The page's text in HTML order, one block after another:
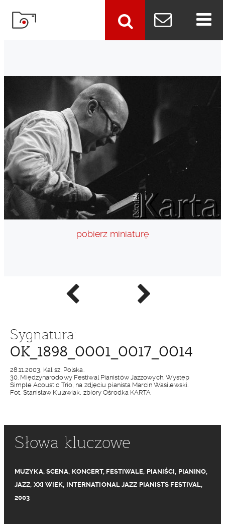
Poprzednie
zdjęcie
Następne
zdjęcie
pobierz miniaturę
Sygnatura:
OK_1898_0001_0017_0014
28.11.2003, Kalisz, Polska.
30. Międzynarodowy Festiwal Pianistów Jazzowych. Występ
Simple Acoustic Trio, na zdjęciu pianista Marcin Wasilewski.
Fot. Stanisław Kulawiak, zbiory Ośrodka KARTA
Słowa kluczowe
MUZYKA, SCENA, KONCERT, FESTIWALE, PIANIŚCI, PIANINO,
JAZZ, XXI WIEK, INTERNATIONAL JAZZ PIANISTS FESTIVAL,
2003